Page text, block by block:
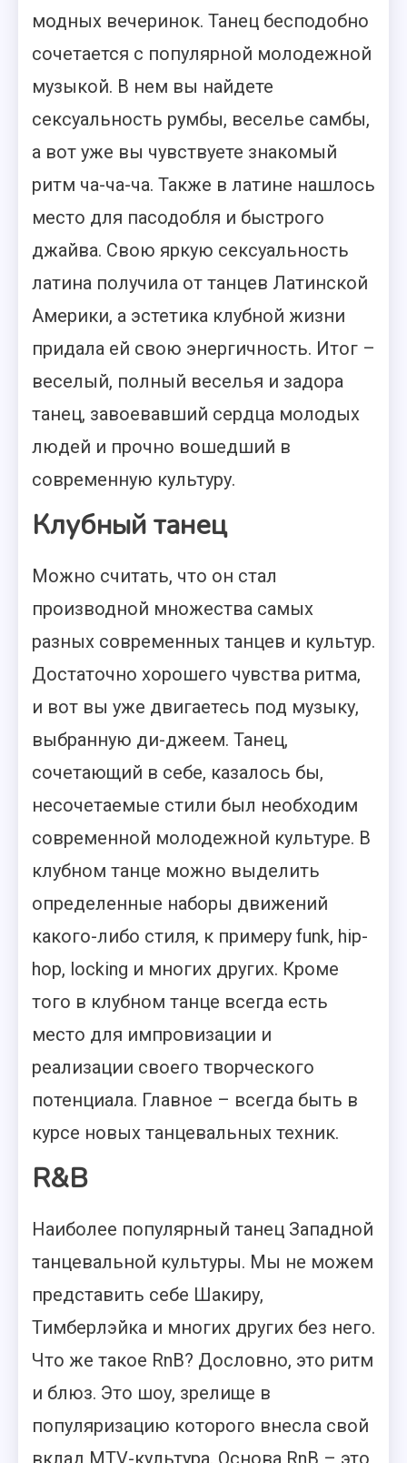
модных вечеринок. Танец бесподобно
сочетается с популярной молодежной
музыкой. В нем вы найдете
сексуальность румбы, веселье самбы,
а вот уже вы чувствуете знакомый
ритм ча-ча-ча. Также в латине нашлось
место для пасодобля и быстрого
джайва. Свою яркую сексуальность
латина получила от танцев Латинской
Америки, а эстетика клубной жизни
придала ей свою энергичность. Итог –
веселый, полный веселья и задора
танец, завоевавший сердца молодых
людей и прочно вошедший в
современную культуру.
Клубный танец
Можно считать, что он стал
производной множества самых
разных современных танцев и культур.
Достаточно хорошего чувства ритма,
и вот вы уже двигаетесь под музыку,
выбранную ди-джеем. Танец,
сочетающий в себе, казалось бы,
несочетаемые стили был необходим
современной молодежной культуре. В
клубном танце можно выделить
определенные наборы движений
какого-либо стиля, к примеру funk, hip-
hop, locking и многих других. Кроме
того в клубном танце всегда есть
место для импровизации и
реализации своего творческого
потенциала. Главное – всегда быть в
курсе новых танцевальных техник.
R&B
Наиболее популярный танец Западной
танцевальной культуры. Мы не можем
представить себе Шакиру,
Тимберлэйка и многих других без него.
Что же такое RnB? Дословно, это ритм
и блюз. Это шоу, зрелище в
популяризацию которого внесла свой
вклад MTV-культура. Основа RnB – это